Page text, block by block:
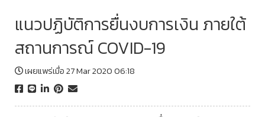
แนวปฏิบัติการยื่นงบการเงิน ภายใต้
สถานการณ์ COVID-19
เผยแพร่เมื่อ 27 Mar 2020 06:18